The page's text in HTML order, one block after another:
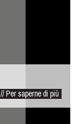
// Per saperne di più